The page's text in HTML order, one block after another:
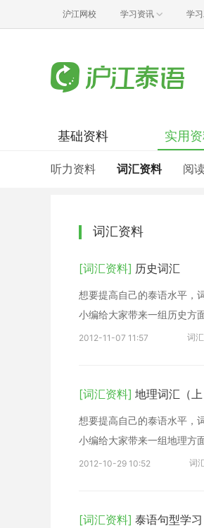
沪江网校 学习资讯 学
基础资料 实用
听力资料 词汇资料 阅
词汇资料
[词汇资料] 历史词汇
想要提高自己的泰语水平，
小编给大家带来一组历史方
2012-11-07 11:57 词汇
[词汇资料] 地理词汇（上
想要提高自己的泰语水平，
小编给大家带来一组地理方
2012-10-29 10:52 词
[词汇资料] 泰语句型学习